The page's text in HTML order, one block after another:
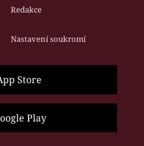
Redakce
Nastavení soukromí
Store
Play